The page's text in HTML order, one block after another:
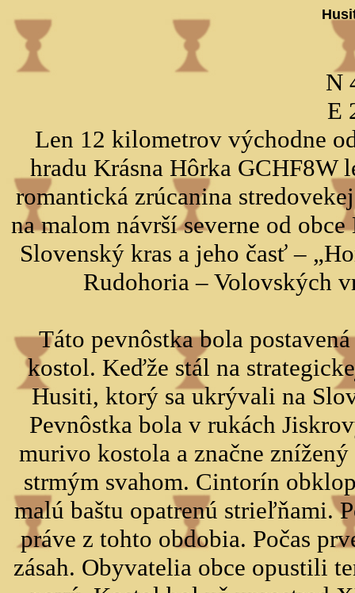
N
E
Len 12 kilometrov východne
hradu Krásna Hôrka GCHF8W
romantická zrúcanina
na malom návrší severne od
Slovenský kras a jeho časť –
Rudohoria – Volovských
Táto pevnôstka bola
kostol. Keďže stál na
Husiti, ktorý sa ukrývali na
Pevnôstka bola v rukách
murivo kostola a značne
strmým svahom. Cintorín
malú baštu opatrenú strieľňami.
práve z tohto obdobia. Počas
zásah. Obyvatelia obce opustili